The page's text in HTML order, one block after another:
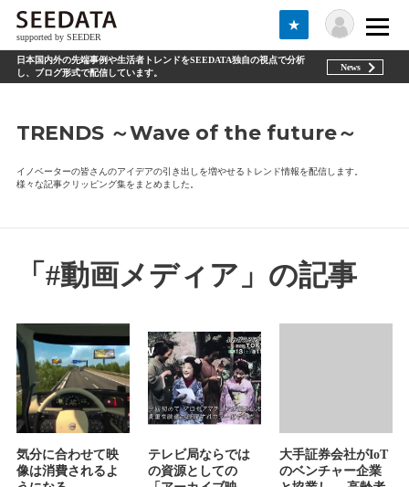
supported by SEEDER
★
日本国内外の先端事例や生活者トレンドをSEEDATA独自の視点で分析
し、ブログ形式で配信しています。
News
TRENDS ～Wave of the future～
イノベーターの皆さんのアイデアの引き出しを増やせるトレンド情報を配信します。
様々な記事クリッピング集をまとめました。
「#動画メディア」の記事
気分に合わせて映
像は消費されるよ
テレビ局ならでは
の資源としての
大手証券会社がIoT
のベンチャー企業